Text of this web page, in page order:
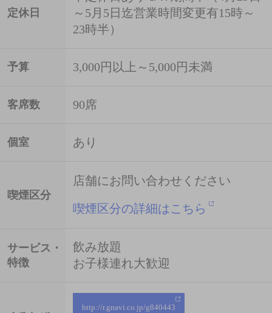
定休日
～5月5日迄営業時間変更有15時～
23時半）
予算 3,000円以上～5,000円未満
客席数 90席
個室 あり
喫煙区分
店舗にお問い合わせください
喫煙区分の詳細はこちら
サービス・
特徴
飲み放題
お子様連れ大歓迎
http://r.gnavi.co.jp/g840443